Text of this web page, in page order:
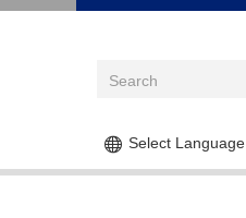
Select Language